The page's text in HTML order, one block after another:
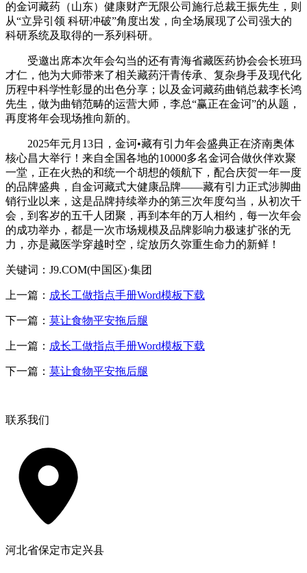
的金诃藏药（山东）健康财产无限公司施行总裁王振先生，则
从“立异引领 科研冲破”角度出发，向全场展现了公司强大的
科研系统及取得的一系列科研。
受邀出席本次年会勾当的还有青海省藏医药协会会长班玛
才仁，他为大师带来了相关藏药汗青传承、复杂身手及现代化
历程中科学性彰显的出色分享；以及金诃藏药曲销总裁李长鸿
先生，做为曲销范畴的运营大师，李总“赢正在金诃”的从题，
再度将年会现场推向新的。
2025年元月13日，金诃•藏有引力年会盛典正在济南奥体
核心昌大举行！来自全国各地的10000多名金诃合做伙伴欢聚
一堂，正在火热的和统一个胡想的领航下，配合庆贺一年一度
的品牌盛典，自金诃藏式大健康品牌——藏有引力正式涉脚曲
销行业以来，这是品牌持续举办的第三次年度勾当，从初次千
会，到客岁的五千人团聚，再到本年的万人相约，每一次年会
的成功举办，都是一次市场规模及品牌影响力极速扩张的无
力，亦是藏医学穿越时空，绽放历久弥重生命力的新鲜！
关键词：J9.COM(中国区)·集团
上一篇： 成长工做指点手册Word模板下载
下一篇： 莫让食物平安拖后腿
上一篇： 成长工做指点手册Word模板下载
下一篇： 莫让食物平安拖后腿
联系我们
河北省保定市定兴县